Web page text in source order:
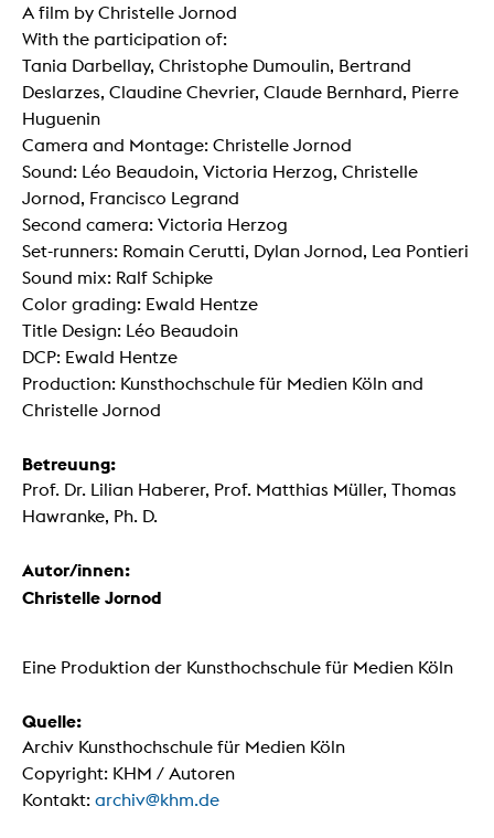
A film by Christelle Jornod
With the participation of:
Tania Darbellay, Christophe Dumoulin, Bertrand
Deslarzes, Claudine Chevrier, Claude Bernhard, Pierre
Huguenin
Camera and Montage: Christelle Jornod
Sound: Léo Beaudoin, Victoria Herzog, Christelle
Jornod, Francisco Legrand
Second camera: Victoria Herzog
Set-runners: Romain Cerutti, Dylan Jornod, Lea Pontieri
Sound mix: Ralf Schipke
Color grading: Ewald Hentze
Title Design: Léo Beaudoin
DCP: Ewald Hentze
Production: Kunsthochschule für Medien Köln and
Christelle Jornod
Betreuung:
Prof. Dr. Lilian Haberer, Prof. Matthias Müller, Thomas
Hawranke, Ph. D.
Autor/innen:
Christelle Jornod
Eine Produktion der Kunsthochschule für Medien Köln
Quelle:
Archiv Kunsthochschule für Medien Köln
Copyright: KHM / Autoren
Kontakt: archiv@khm.de